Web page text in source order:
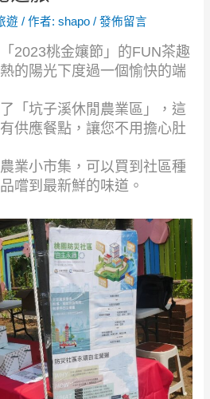
遊 / 作者:shapo/發佈留言
2023桃金孃節」的FUN茶趣
的陽光下度過一個愉快的端
「坑子溪休閒農業區」，這
供應餐點，讓您不用擔心肚
業小市集，可以買到社區種
嚐到最新鮮的味道。